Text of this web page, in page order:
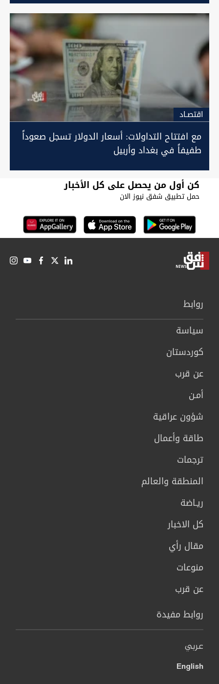
اقتصـاد
مع افتتاح التداولات: أسعار الدولار تسجل صعوداً
طفيفاً في بغداد وأربيل
كن أول من يحصل على كل الأخبار
حمل تطبيق شفق نيوز الان
روابط
سیاسة
كوردستان
عن قرب
أمـن
شؤون عراقية
طاقة وأعمال
ترجمات
المنطقة والعالم
ريـاضة
كل الاخبار
مقال رأي
منوعات
عن قرب
روابط مفيدة
عربي
English